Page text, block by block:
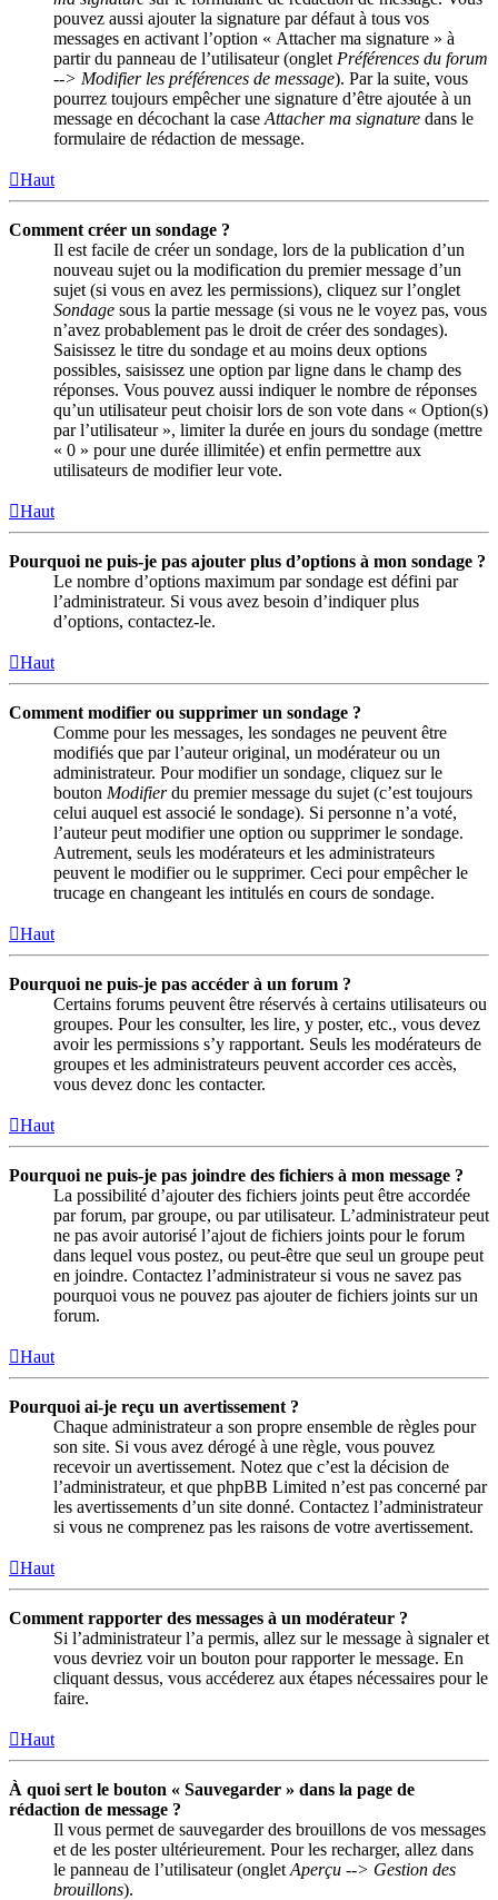
pouvez aussi ajouter la signature par défaut à tous vos
messages en activant l’option « Attacher ma signature » à
partir du panneau de l’utilisateur (onglet Préférences du forum
--> Modifier les préférences de message). Par la suite, vous
pourrez toujours empêcher une signature d’être ajoutée à un
message en décochant la case Attacher ma signature dans le
formulaire de rédaction de message.
Haut
Comment créer un sondage ?
Il est facile de créer un sondage, lors de la publication d’un
nouveau sujet ou la modification du premier message d’un
sujet (si vous en avez les permissions), cliquez sur l’onglet
Sondage sous la partie message (si vous ne le voyez pas, vous
n’avez probablement pas le droit de créer des sondages).
Saisissez le titre du sondage et au moins deux options
possibles, saisissez une option par ligne dans le champ des
réponses. Vous pouvez aussi indiquer le nombre de réponses
qu’un utilisateur peut choisir lors de son vote dans « Option(s)
par l’utilisateur », limiter la durée en jours du sondage (mettre
« 0 » pour une durée illimitée) et enfin permettre aux
utilisateurs de modifier leur vote.
Haut
Pourquoi ne puis-je pas ajouter plus d’options à mon sondage ?
Le nombre d’options maximum par sondage est défini par
l’administrateur. Si vous avez besoin d’indiquer plus
d’options, contactez-le.
Haut
Comment modifier ou supprimer un sondage ?
Comme pour les messages, les sondages ne peuvent être
modifiés que par l’auteur original, un modérateur ou un
administrateur. Pour modifier un sondage, cliquez sur le
bouton Modifierdu premier message du sujet (c’est toujours
celui auquel est associé le sondage). Si personne n’a voté,
l’auteur peut modifier une option ou supprimer le sondage.
Autrement, seuls les modérateurs et les administrateurs
peuvent le modifier ou le supprimer. Ceci pour empêcher le
trucage en changeant les intitulés en cours de sondage.
Haut
Pourquoi ne puis-je pas accéder à un forum ?
Certains forums peuvent être réservés à certains utilisateurs ou
groupes. Pour les consulter, les lire, y poster, etc., vous devez
avoir les permissions s’y rapportant. Seuls les modérateurs de
groupes et les administrateurs peuvent accorder ces accès,
vous devez donc les contacter.
Haut
Pourquoi ne puis-je pas joindre des fichiers à mon message ?
La possibilité d’ajouter des fichiers joints peut être accordée
par forum, par groupe, ou par utilisateur. L’administrateur peut
ne pas avoir autorisé l’ajout de fichiers joints pour le forum
dans lequel vous postez, ou peut-être que seul un groupe peut
en joindre. Contactez l’administrateur si vous ne savez pas
pourquoi vous ne pouvez pas ajouter de fichiers joints sur un
forum.
Haut
Pourquoi ai-je reçu un avertissement ?
Chaque administrateur a son propre ensemble de règles pour
son site. Si vous avez dérogé à une règle, vous pouvez
recevoir un avertissement. Notez que c’est la décision de
l’administrateur, et que phpBB Limited n’est pas concerné par
les avertissements d’un site donné. Contactez l’administrateur
si vous ne comprenez pas les raisons de votre avertissement.
Haut
Comment rapporter des messages à un modérateur ?
Si l’administrateur l’a permis, allez sur le message à signaler et
vous devriez voir un bouton pour rapporter le message. En
cliquant dessus, vous accéderez aux étapes nécessaires pour le
faire.
Haut
À quoi sert le bouton « Sauvegarder » dans la page de
rédaction de message ?
Il vous permet de sauvegarder des brouillons de vos messages
et de les poster ultérieurement. Pour les recharger, allez dans
le panneau de l’utilisateur (onglet Aperçu --> Gestion des
brouillons).